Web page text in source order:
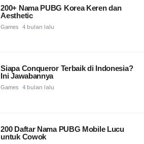
200+ Nama PUBG Korea Keren dan
Aesthetic
Games 4 bulan lalu
Siapa Conqueror Terbaik di Indonesia?
Ini Jawabannya
Games 4 bulan lalu
200 Daftar Nama PUBG Mobile Lucu
untuk Cowok